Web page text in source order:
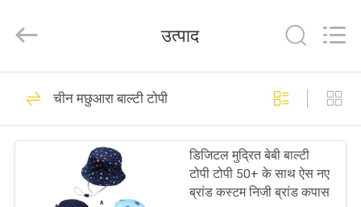
उत्पादों
Manufacturing
Rights
मुद्रित बेसबॉल कैप्स
104
उत्पाद
चीन मछुआरा बाल्टी टोपी
डिजिटल मुद्रित बेबी बाल्टी
टोपी टोपी 50+ के साथ ऐस नए
ब्रांड कस्टम निजी ब्रांड कपास